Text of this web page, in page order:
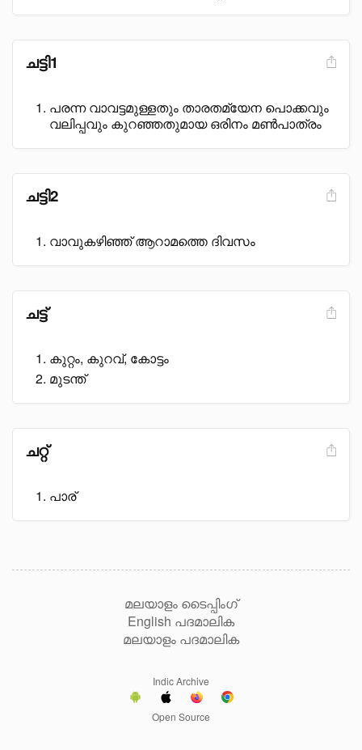
ചട്ടി1
പരന്ന വാവട്ടമുള്ളതും താരതമ്യേന പൊക്കവും
വലിപ്പവും കുറഞ്ഞതുമായ ഒരിനം മൺപാത്രം
ചട്ടി2
വാവുകഴിഞ്ഞ് ആറാമത്തെ ദിവസം
ചട്ട്
കുറ്റം, കുറവ്, കോട്ടം
മുടന്ത്
ചറ്റ്
പാര്
മലയാളം ടൈപ്പിംഗ്
English പദമാലിക
മലയാളം പദമാലിക
Indic Archive
Open Source